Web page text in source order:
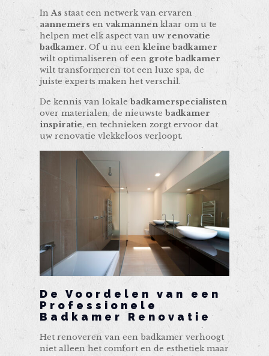
InAs staat een netwerk van ervaren
aannemers envakmannen klaar om u te
helpen met elk aspect van uw renovatie
badkamer. Of u nu eenkleine badkamer
wilt optimaliseren of een grote badkamer
wilt transformeren tot een luxe spa, de
juiste experts maken het verschil.
De kennis van lokalebadkamerspecialisten
over materialen, de nieuwstebadkamer
inspiratie, en technieken zorgt ervoor dat
uw renovatie vlekkeloos verloopt.
De Voordelen van een
Professionele
Badkamer Renovatie
Het renoveren van een badkamer verhoogt
niet alleen het comfort en de esthetiek maar